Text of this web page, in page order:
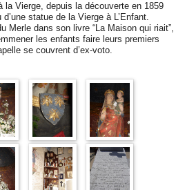
la Vierge, depuis la découverte en 1859
statue de la Vierge à L’Enfant.
Merle dans son livre “La Maison qui riait”,
les enfants faire leurs premiers
se couvrent d’ex-voto.